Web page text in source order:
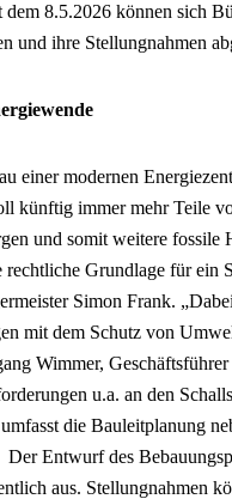
dem 8.5.2026 können sich
und ihre Stellungnahmen
einer modernen
künftig immer mehr Teile
und somit weitere fossile
Grundlage für ein
Simon Frank.
mit dem Schutz von
Wimmer,
u.a. an den
die Bauleitplanung
Entwurf des
aus. Stellungnahmen